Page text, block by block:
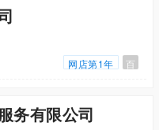
网店第1年 百
务有限公司